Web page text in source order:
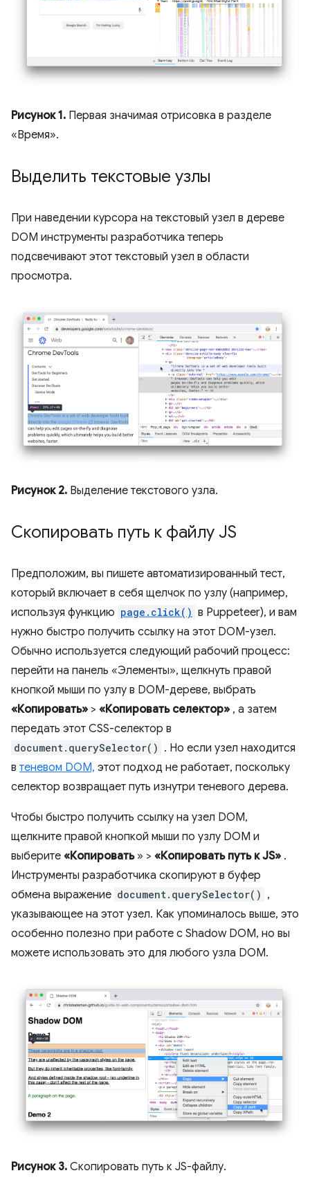
Рисунок 1. Первая значимая отрисовка в разделе
«Время».
Выделить текстовые узлы
При наведении курсора на текстовый узел в дереве
DOM инструменты разработчика теперь
подсвечивают этот текстовый узел в области
просмотра.
Рисунок 2. Выделение текстового узла.
Скопировать путь к файлу JS
Предположим, вы пишете автоматизированный тест,
который включает в себя щелчок по узлу (например,
используя функцию page.click() в Puppeteer), и вам
нужно быстро получить ссылку на этот DOM-узел.
Обычно используется следующий рабочий процесс:
перейти на панель «Элементы», щелкнуть правой
кнопкой мыши по узлу в DOM-дереве, выбрать
«Копировать» > «Копировать селектор» , а затем
передать этот CSS-селектор в
document.querySelector() . Но если узел находится
в теневом DOM, этот подход не работает, поскольку
селектор возвращает путь изнутри теневого дерева.
Чтобы быстро получить ссылку на узел DOM,
щелкните правой кнопкой мыши по узлу DOM и
выберите «Копировать» > «Копировать путь к JS» .
Инструменты разработчика скопируют в буфер
обмена выражение document.querySelector() ,
указывающее на этот узел. Как упоминалось выше, это
особенно полезно при работе с Shadow DOM, но вы
можете использовать это для любого узла DOM.
Рисунок 3. Скопировать путь к JS-файлу.